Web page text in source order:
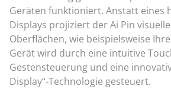
Geräten funktioniert. Anstatt eines
Displays projiziert der Ai Pin
Oberflächen, wie beispielsweise
Gerät wird durch eine intuitive
Gestensteuerung und eine
Display“-Technologie gesteuert.